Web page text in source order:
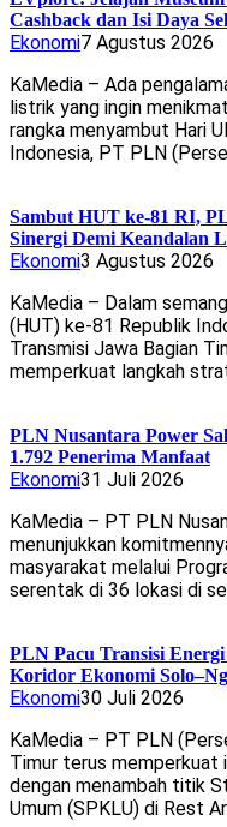
Cashback dan Isi Daya
Ekonomi7 Agustus 2026
KaMedia – Ada
listrik yang ingin
rangka menyambut Hari
Indonesia, PT PLN
Sambut HUT ke-81 RI,
Sinergi Demi Keandalan
Ekonomi3 Agustus 2026
KaMedia – Dalam
(HUT) ke-81 Republik
Transmisi Jawa Bagian
memperkuat langkah
PLN Nusantara Power
1.792 Penerima Manfaat
Ekonomi31 Juli 2026
KaMedia – PT PLN
menunjukkan
masyarakat melalui
serentak di 36 lokasi di
PLN Pacu Transisi
Koridor Ekonomi
Ekonomi30 Juli 2026
KaMedia – PT PLN
Timur terus memperkuat
dengan menambah titik
Umum (SPKLU) di Rest